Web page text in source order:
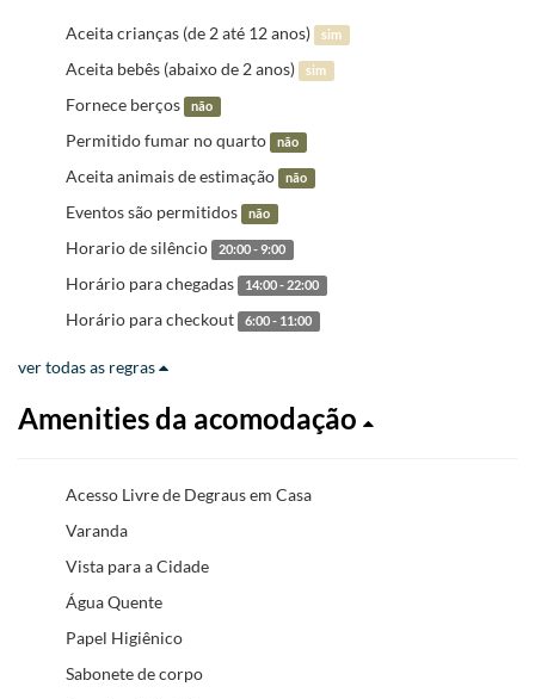
Aceita crianças (de 2 até 12 anos) sim
Aceita bebês (abaixo de 2 anos) sim
Fornece berços não
Permitido fumar no quarto não
Aceita animais de estimação não
Eventos são permitidos não
Horario de silêncio 20:00 - 9:00
Horário para chegadas 14:00 - 22:00
Horário para checkout 6:00 - 11:00
ver todas as regras
Amenities da acomodação
Acesso Livre de Degraus em Casa
Varanda
Vista para a Cidade
Água Quente
Papel Higiênico
Sabonete de corpo